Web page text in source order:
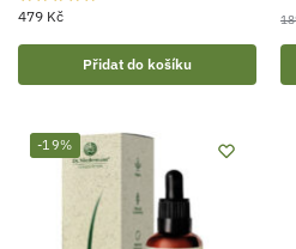
479 Kč
Přidat do košíku
-19%